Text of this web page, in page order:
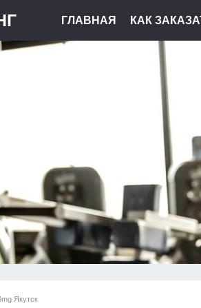
ГЛАВНАЯ КАК
Якутск